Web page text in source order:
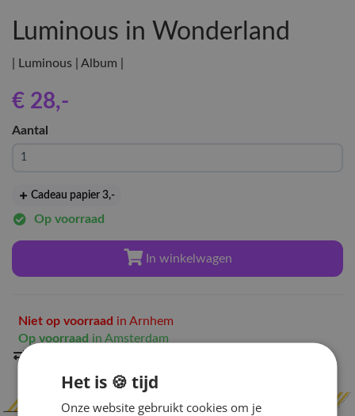
Luminous in Wonderland
| Luminous | Album |
€ 28,-
Aantal
Cadeau papier 3,-
Op voorraad
In winkelwagen
Niet op voorraad in Arnhem
Op voorraad in Amsterdam
Het is 🍪 tijd
Onze website gebruikt cookies om je